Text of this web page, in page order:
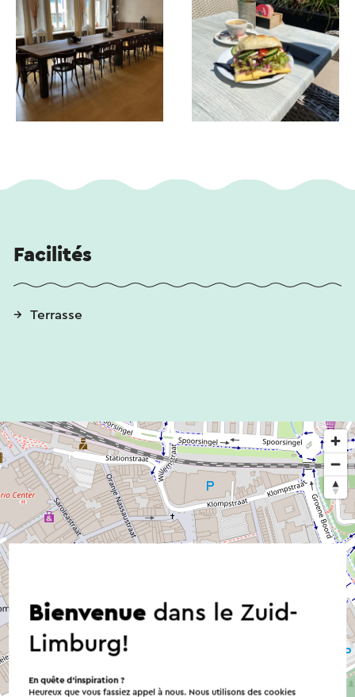
Facilités
Terrasse
Bienvenuedans le Zuid-
Limburg!
En quête d’inspiration ?
Heureux que vous fassiez appel à nous. Nous utilisons des cookies